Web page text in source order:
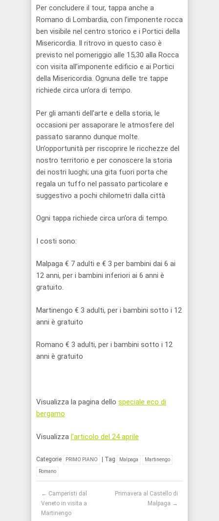
Per concludere il tour, tappa anche a
Romano di Lombardia, con l’imponente rocca
ben visibile nel centro storico e i Portici della
Misericordia. Il ritrovo in questo caso è
previsto nel pomeriggio alle 15,30 alla Rocca
con visita all’imponente edificio e ai Portici
della Misericordia. Ognuna delle tre tappe
richiede circa un’ora di tempo.
Per gli amanti dell’arte e della storia, le
occasioni per assaporare le atmosfere del
passato saranno dunque molte.
Un’opportunità per riscoprire le ricchezze del
nostro territorio e per conoscere la storia
dei nostri luoghi; una gita fuori porta che
regala un tuffo nel passato particolare e
suggestivo a pochi chilometri dalla città
Ogni tappa richiede circa un’ora di tempo.
I costi sono:
Malpaga € 7 adulti e € 3 per bambini dai 6 ai
12 anni, per i bambini inferiori ai 6 anni è
gratuito.
Martinengo € 3 adulti, per i bambini sotto i 12
anni è gratuito
Romano € 3 adulti, per i bambini sotto i 12
anni è gratuito
Visualizza la pagina dello speciale eco di
bergamo
Visualizza l’articolo del 24 aprile
Categorie PRIMO PIANO | Tag Malpaga Martinengo
Romano
← Camperisti dal
Veneto in visita a
Martinengo
Primavera al Castello di
Malpaga →